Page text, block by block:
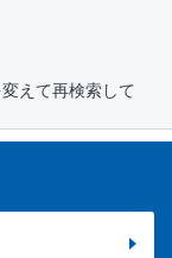
えて再検索して